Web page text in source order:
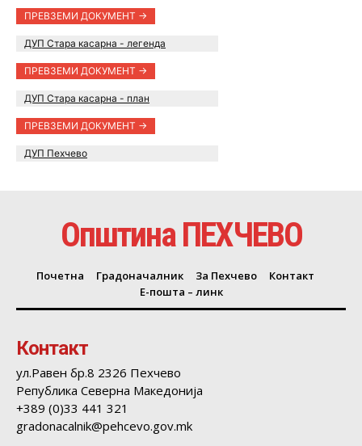
ПРЕВЗЕМИ ДОКУМЕНТ ->
ДУП Стара касарна - легенда
ПРЕВЗЕМИ ДОКУМЕНТ ->
ДУП Стара касарна - план
ПРЕВЗЕМИ ДОКУМЕНТ ->
ДУП Пехчево
Општина ПЕХЧЕВО
Почетна Градоначалник За Пехчево
Контакт
Е-пошта – линк
Контакт
ул.Равен бр.8 2326 Пехчево
Република Северна Македонија
+389 (0)33 441 321
gradonacalnik@pehcevo.gov.mk